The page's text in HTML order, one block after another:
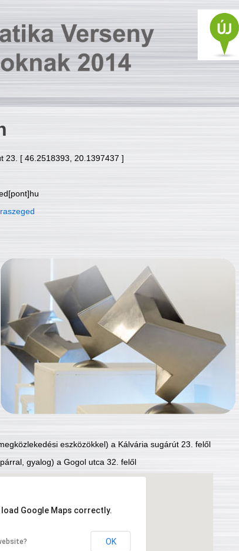
23. [ 46.2518393, 20.1397437 ]
eszközökkel) a Kálvária sugárút 23. felől
gyalog) a Gogol utca 32. felől
load Google Maps correctly.
OK